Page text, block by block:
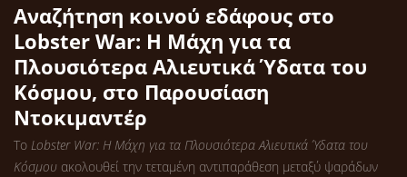
Αναζήτηση κοινού εδάφους στο
Lobster War: Η Μάχη για τα
Πλουσιότερα Αλιευτικά Ύδατα του
Κόσμου, στο Παρουσίαση
Ντοκιμαντέρ
Το Lobster War: Η Μάχη για τα Πλουσιότερα Αλιευτικά Ύδατα του
Κόσμου ακολουθεί την τεταμένη αντιπαράθεση μεταξύ ψαράδων